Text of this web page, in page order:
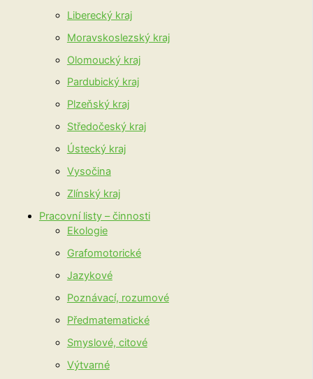
Liberecký kraj
Moravskoslezský kraj
Olomoucký kraj
Pardubický kraj
Plzeňský kraj
Středočeský kraj
Ústecký kraj
Vysočina
Zlínský kraj
Pracovní listy – činnosti
Ekologie
Grafomotorické
Jazykové
Poznávací, rozumové
Předmatematické
Smyslové, citové
Výtvarné